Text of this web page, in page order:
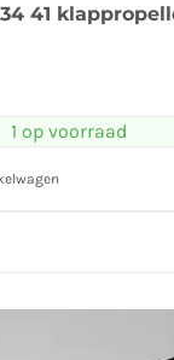
41
1 op voorraad